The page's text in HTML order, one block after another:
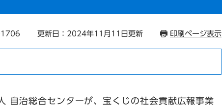
更新日：2024年11月11日更新 印刷ページ表示
自治総合センターが、宝くじの社会貢献広報事業